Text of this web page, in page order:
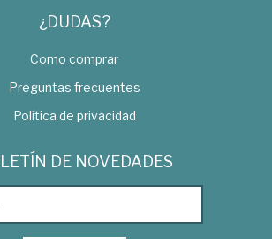
¿DUDAS?
Como comprar
Preguntas frecuentes
Política de privacidad
DE NOVEDADES